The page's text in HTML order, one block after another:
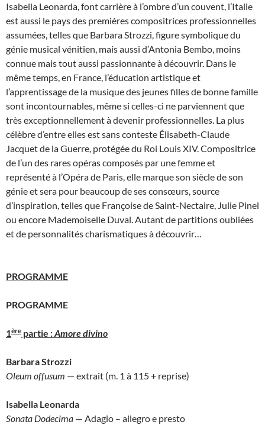
Isabella Leonarda, font carrière à l’ombre d’un couvent, l’Italie
est aussi le pays des premières compositrices professionnelles
assumées, telles que Barbara Strozzi, figure symbolique du
génie musical vénitien, mais aussi d’Antonia Bembo, moins
connue mais tout aussi passionnante à découvrir. Dans le
même temps, en France, l’éducation artistique et
l’apprentissage de la musique des jeunes filles de bonne famille
sont incontournables, même si celles-ci ne parviennent que
très exceptionnellement à devenir professionnelles. La plus
célèbre d’entre elles est sans conteste Élisabeth-Claude
Jacquet de la Guerre, protégée du Roi Louis XIV. Compositrice
de l’un des rares opéras composés par une femme et
représenté à l’Opéra de Paris, elle marque son siècle de son
génie et sera pour beaucoup de ses consœurs, source
d’inspiration, telles que Françoise de Saint-Nectaire, Julie Pinel
ou encore Mademoiselle Duval. Autant de partitions oubliées
et de personnalités charismatiques à découvrir…
PROGRAMME
PROGRAMME
1ère partie :Amore divino
Barbara Strozzi
Oleum offusum — extrait (m. 1 à 115 + reprise)
Isabella Leonarda
Sonata Dodecima — Adagio – allegro e presto